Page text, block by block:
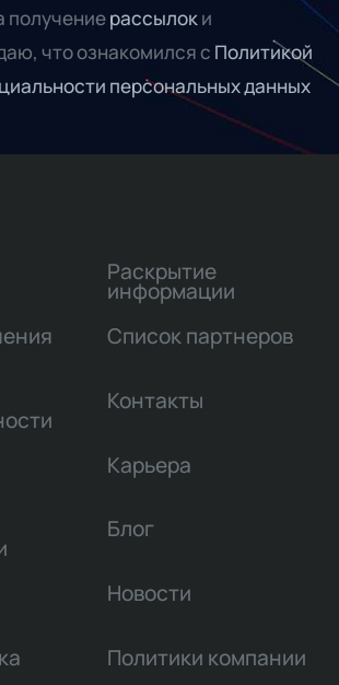
получениерассылоки
что ознакомился с Политикой
персональных данных
Раскрытие
информации
Список партнеров
Контакты
Карьера
Блог
Новости
Политики компании